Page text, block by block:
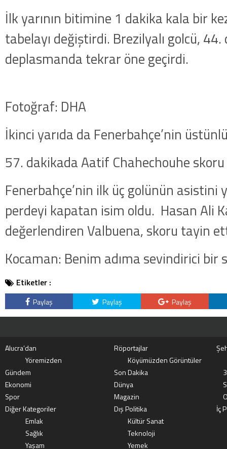
İlk yarının bitimine 1 dakika kala bir
tabelayı değiştirdi. Brezilyalı golcü, 44.
deplasmanda tekrar öne geçirdi.
Fotoğraf: DHA
İkinci yarıda da Fenerbahçe’nin
57. dakikada Aatif Chahechouhe
Fenerbahçe’nin ilk üç golünün asistini
perdeyi kapatan isim oldu. Hasan Ali
değerlendiren Valbuena, skoru tayin
Kocaman: Benim adıma sevindirici bir
Etiketler :
Paylaş Paylaş Paylaş
Alucra’dan Röportajlar
Yöremizden
Köyümüzden Görüntüler
Gündem
Son Dakika
Ekonomi
Dünya
Spor
Magazin
Diğer Kategoriler
Dış Politika
İç
Emlak
Kültür Sanat
Sağlık
Teknoloji
Yaşam
Yemek